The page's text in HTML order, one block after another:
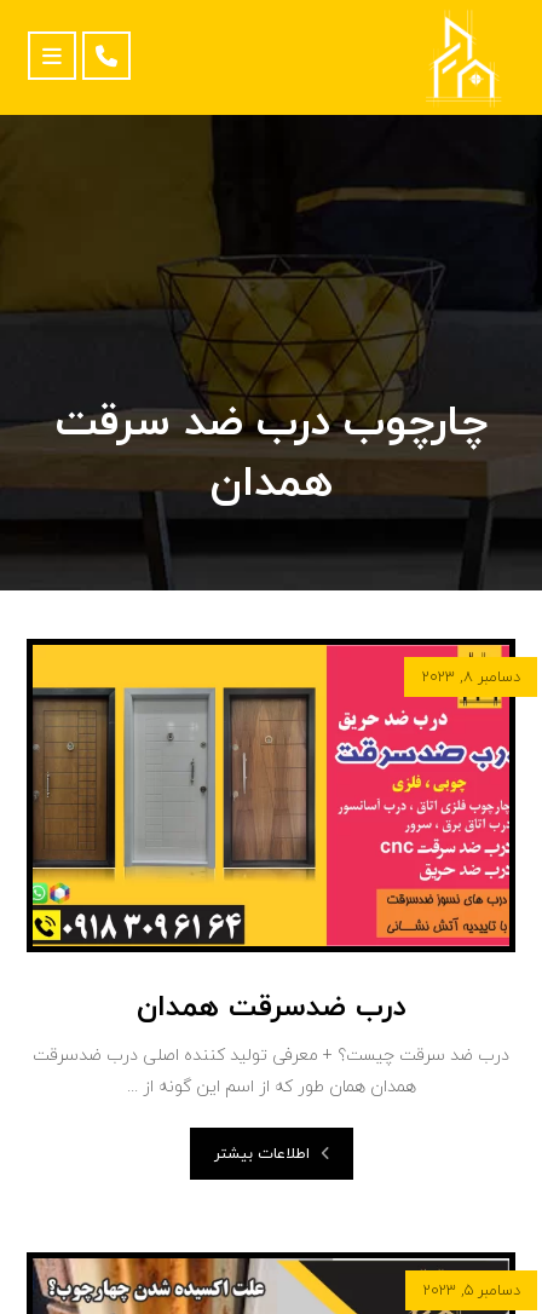
چارچوب درب ضد سرقت
همدان
درب ضدسرقت همدان
دسامبر ۸, ۲۰۲۳
درب ضد سرقت چیست؟ + معرفی تولید کننده اصلی درب ضدسرقت
همدان همان طور که از اسم این گونه از ...
اطلاعات بیشتر
دسامبر ۵, ۲۰۲۳